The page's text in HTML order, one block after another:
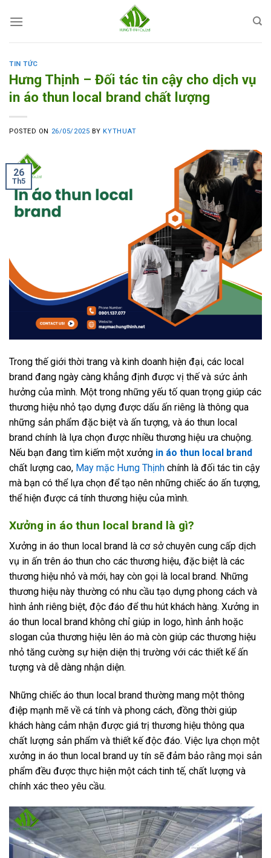
TIN TỨC
Hưng Thịnh – Đối tác tin cậy cho dịch vụ
in áo thun local brand chất lượng
POSTED ON 26/05/2025 BYKYTHUAT
26
Th5
Trong thế giới thời trang và kinh doanh hiện đại, các local
brand đang ngày càng khẳng định được vị thế và sức ảnh
hưởng của mình. Một trong những yếu tố quan trọng giúp các
thương hiệu nhỏ tạo dựng được dấu ấn riêng là thông qua
những sản phẩm đặc biệt và ấn tượng, và áo thun local
brand chính là lựa chọn được nhiều thương hiệu ưa chuộng.
Nếu bạn đang tìm kiếm một xưởng in áo thun local brand
chất lượng cao, May mặc Hưng Thịnh chính là đối tác tin cậy
mà bạn có thể lựa chọn để tạo nên những chiếc áo ấn tượng,
thể hiện được cá tính thương hiệu của mình.
Xưởng in áo thun local brand là gì?
Xưởng in áo thun local brand là cơ sở chuyên cung cấp dịch
vụ in ấn trên áo thun cho các thương hiệu, đặc biệt là các
thương hiệu nhỏ và mới, hay còn gọi là local brand. Những
thương hiệu này thường có nhu cầu tạo dựng phong cách và
hình ảnh riêng biệt, độc đáo để thu hút khách hàng. Xưởng in
áo thun local brand không chỉ giúp in logo, hình ảnh hoặc
slogan của thương hiệu lên áo mà còn giúp các thương hiệu
nhỏ tăng cường sự hiện diện thị trường với các thiết kế ấn
tượng và dễ dàng nhận diện.
Những chiếc áo thun local brand thường mang một thông
điệp mạnh mẽ về cá tính và phong cách, đồng thời giúp
khách hàng cảm nhận được giá trị thương hiệu thông qua
chất lượng sản phẩm và thiết kế độc đáo. Việc lựa chọn một
xưởng in áo thun local brand uy tín sẽ đảm bảo rằng mọi sản
phẩm đều được thực hiện một cách tinh tế, chất lượng và
chính xác theo yêu cầu.